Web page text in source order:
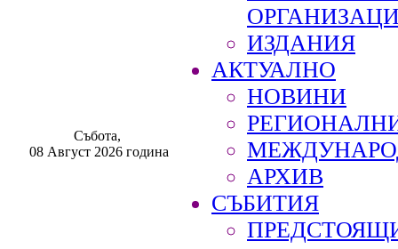
Събота,
08 Август 2026 година
ИЗДАНИЯ
АКТУАЛНО
НОВИНИ
АРХИВ
СЪБИТИЯ